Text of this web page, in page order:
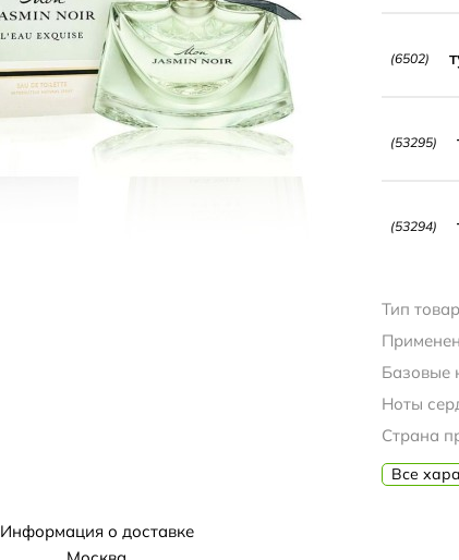
(6502)
(53295)
(53294)
Тип
Базовые
Ноты
Страна
Все
Информация о доставке